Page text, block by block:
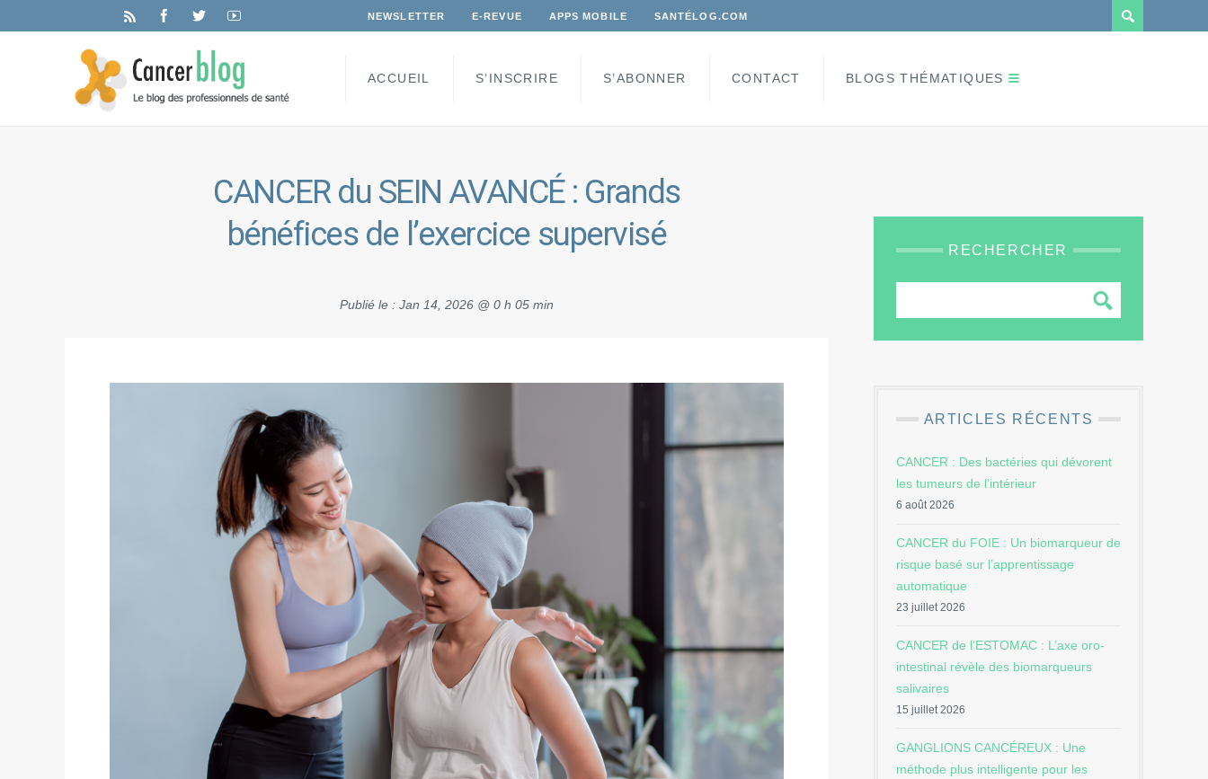
NEWSLETTER E-REVUE APPS MOBILE SANTÉLOG.COM
ACCUEIL S’INSCRIRE S’ABONNER CONTACT BLOGS THÉMATIQUES
CANCER du SEIN AVANCÉ : Grands
bénéfices de l’exercice supervisé
Publié le : Jan 14, 2026 @ 0 h 05 min
RECHERCHER
ARTICLES RÉCENTS
CANCER : Des bactéries qui dévorent
les tumeurs de l’intérieur
6 août 2026
CANCER du FOIE : Un biomarqueur de
risque basé sur l’apprentissage
automatique
23 juillet 2026
CANCER de l’ESTOMAC : L’axe oro-
intestinal révèle des biomarqueurs
salivaires
15 juillet 2026
GANGLIONS CANCÉREUX : Une
méthode plus intelligente pour les